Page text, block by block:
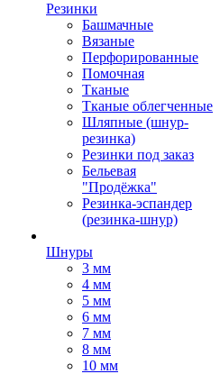
Резинки
Башмачные
Вязаные
Перфорированные
Помочная
Тканые
Тканые облегченные
Шляпные (шнур-
резинка)
Резинки под заказ
Бельевая
"Продёжка"
Резинка-эспандер
(резинка-шнур)
Шнуры
3 мм
4 мм
5 мм
6 мм
7 мм
8 мм
10 мм